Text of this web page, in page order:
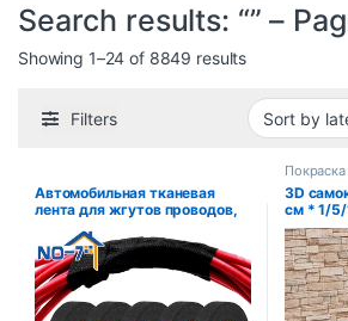
Search results: “” –
Showing 1–24 of 8849 results
Filters
Автомобильная тканевая
лента для жгутов проводов,
термостойкая
водонепроницаемая
изоляционная изоляционная
лента, черная
самоклеящаяся тканевая
лента
3D
см * 1/
стену,
детская
декор